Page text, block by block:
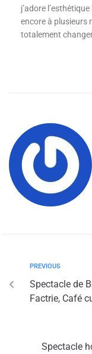
j’adore
encore à plusieurs
totalement
PREVIOUS
Spectacle de
Factrie, Café
Spectacle